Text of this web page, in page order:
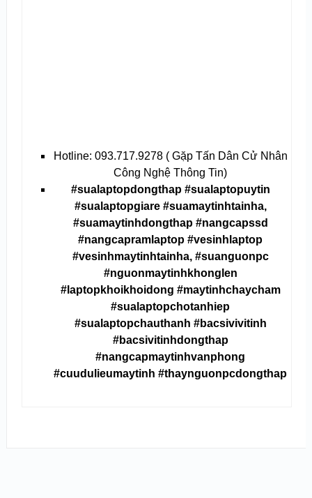
Hotline: 093.717.9278 ( Gặp Tấn Dân Cử Nhân
Công Nghệ Thông Tin)
#sualaptopdongthap #sualaptopuytin
#sualaptopgiare #suamaytinhtainha,
#suamaytinhdongthap #nangcapssd
#nangcapramlaptop #vesinhlaptop
#vesinhmaytinhtainha, #suanguonpc
#nguonmaytinhkhonglen
#laptopkhoikhoidong #maytinhchaycham
#sualaptopchotanhiep
#sualaptopchauthanh #bacsivivitinh
#bacsivitinhdongthap
#nangcapmaytinhvanphong
#cuudulieumaytinh #thaynguonpcdongthap